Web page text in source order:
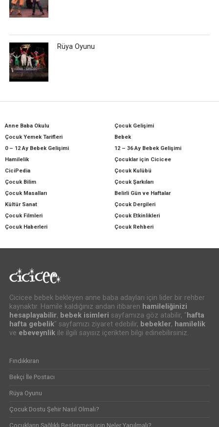
Rüya Oyunu
Anne Baba Okulu
Çocuk Gelişimi
Çocuk Yemek Tarifleri
Bebek
0 – 12 Ay Bebek Gelişimi
12 – 36 Ay Bebek Gelişimi
Hamilelik
Çocuklar için Cicicee
CiciPedia
Çocuk Kulübü
Çocuk Bilim
Çocuk Şarkıları
Çocuk Masalları
Belirli Gün ve Haftalar
Kültür Sanat
Çocuk Dergileri
Çocuk Filmleri
Çocuk Etkinlikleri
Çocuk Haberleri
Çocuk Rehberi
Cicicee bebek bekleyen anne baba adayları için lider bir rehber
kaynaktır. Hamile kaldığınız andan itibaren hamileliğinizi
hesaplayabilir, bebek isimleri sayfamıza göz atabilir, " hafta
hafta gebelik" sayfamızı ziyaret edebilir, bebekler, hamilelik
ve ebeveynlikile ilgili sayısız içerikten bilgi edinebilirsiniz.
Fındıkkıran
Bekçi İle Postacı
Rüya Oyunu
Çocuk Dostu Şehir Nasıl Olmalı?
Çocukların Sağlıklı Beslenmesi için Neler Yapılmalı?